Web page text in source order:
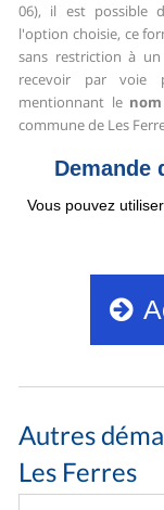
06), il est possible
l'option choisie, ce
sans restriction à
recevoir par voie
mentionnant le
commune de Les
Autres
Les Ferres